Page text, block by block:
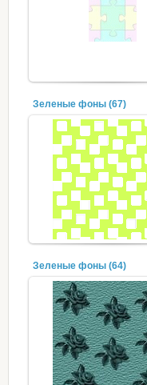
Зеленые фоны (67)
Зеленые фоны (64)